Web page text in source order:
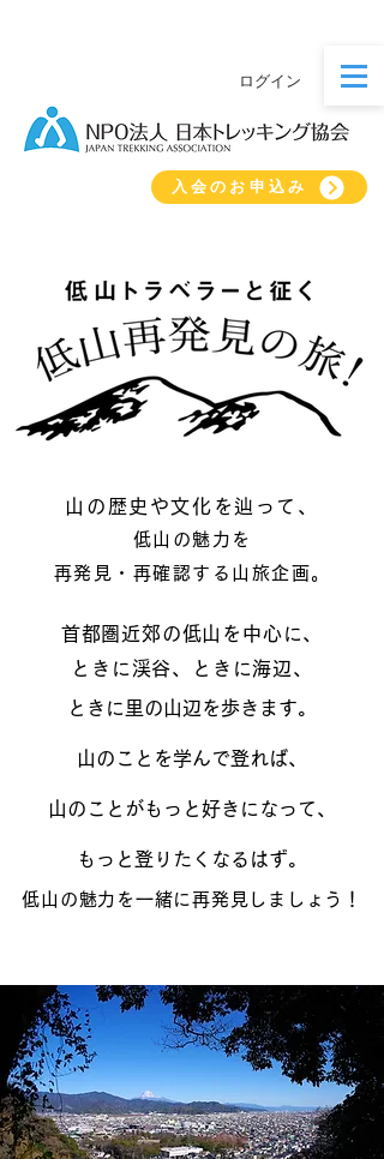
ログイン
入会のお申込み
山の歴史や文化を辿って、
低山の魅力を
再発見・再確認する山旅企画。
首都圏近郊の低山を中心に、
ときに渓谷、ときに海辺、
ときに里の山辺を歩きます。
山のことを学んで登れば、
山のことがもっと好きになって、
もっと登りたくなるはず。
低山の魅力を一緒に再発見しましょう！